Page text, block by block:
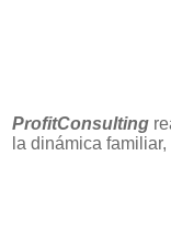
ProfitConsulting
la dinámica